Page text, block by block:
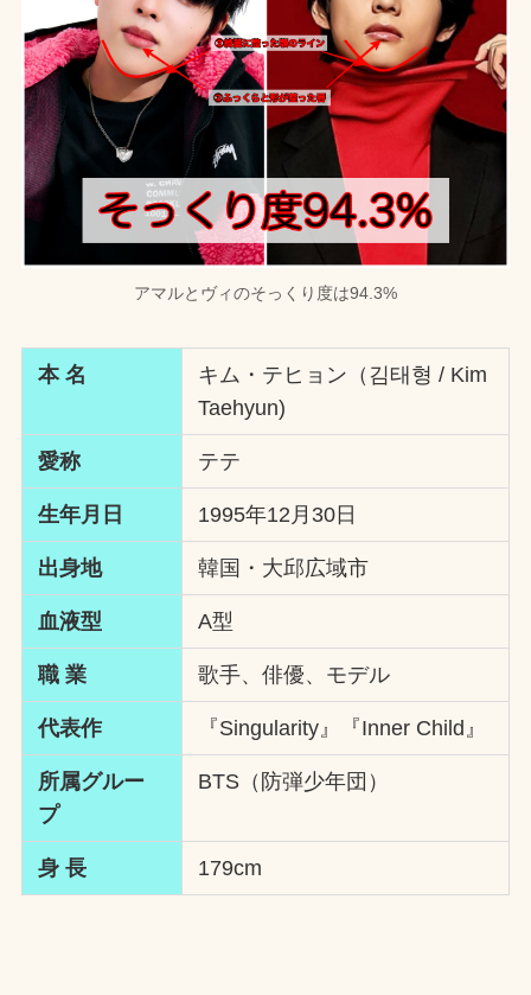
アマルとヴィのそっくり度は94.3%
本 名
キム・テヒョン（김태형 / Kim
Taehyun)
愛称 テテ
生年月日 1995年12月30日
出身地 韓国・大邱広域市
血液型 A型
職 業 歌手、俳優、モデル
代表作 『Singularity』『Inner Child』
所属グルー
プ
BTS（防弾少年団）
身 長 179cm